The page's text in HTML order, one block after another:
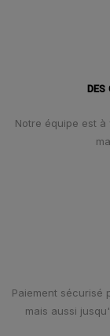
DES
Notre équipe est à
Paiement sécurisé
mais aussi